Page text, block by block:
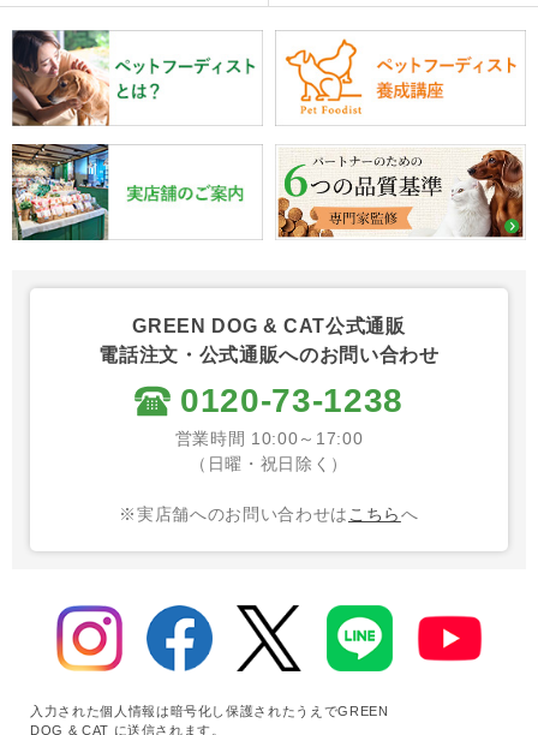
GREEN DOG & CAT公式通販
電話注文・公式通販へのお問い合わせ
0120-73-1238
営業時間 10:00～17:00
（日曜・祝日除く）
※実店舗へのお問い合わせはこちらへ
入力された個人情報は暗号化し保護されたうえでGREEN
DOG & CAT に送信されます。